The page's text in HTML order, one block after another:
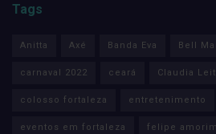
Tags
Anitta Axé Banda Eva Bell
carnaval 2022 ceará Claudia
colosso fortaleza entretenimento
eventos em fortaleza felipe amorim